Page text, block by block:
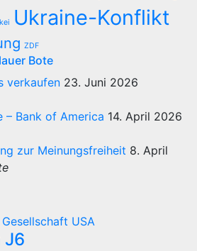
Ukraine-Konflikt
ZDF
Bote
verkaufen 23. Juni 2026
– Bank of America 14. April 2026
zur Meinungsfreiheit 8. April
USA
J6